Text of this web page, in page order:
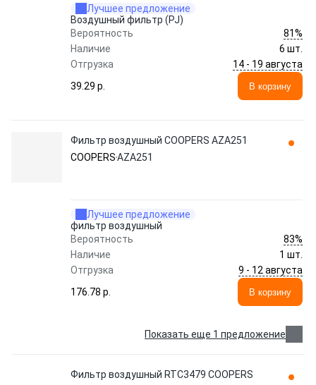
Лучшее предложение
Воздушный фильтр (PJ)
Вероятность
81%
Наличие
6 шт.
Отгрузка
14 - 19 августа
39.29 p.
В корзину
Фильтр воздушный COOPERS AZA251
COOPERSAZA251
Лучшее предложение
фильтр воздушный
Вероятность
83%
Наличие
1 шт.
Отгрузка
9 - 12 августа
176.78 p.
В корзину
Показать еще 1 предложение
Фильтр воздушный RTC3479 COOPERS